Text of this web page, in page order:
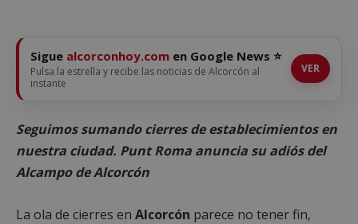
Sigue alcorconhoy.com en Google News ⭐
Pulsa la estrella y recibe las noticias de Alcorcón al
instante
VER
Seguimos sumando cierres de establecimientos en
nuestra ciudad. Punt Roma anuncia su adiós del
Alcampo de Alcorcón
La ola de cierres en Alcorcón parece no tener fin,